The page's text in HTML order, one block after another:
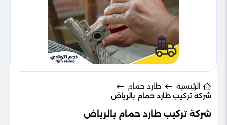
الرئيسية
طارد حمام
شركة تركيب طارد حمام بالرياض
شركة تركيب طارد حمام بالرياض